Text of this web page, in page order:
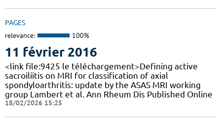
PAGES
relevance: 100%
11 février 2016
<link file:9425 le téléchargement>Defining active
sacroiliitis on MRI for classification of axial
spondyloarthritis: update by the ASAS MRI working
group Lambert et al. Ann Rheum Dis Published Online
18/02/2026 15:25